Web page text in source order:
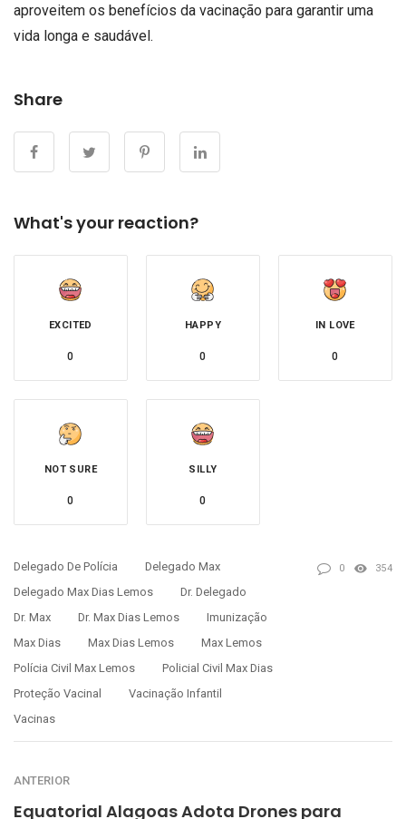
aproveitem os benefícios da vacinação para garantir uma
vida longa e saudável.
Share
What's your reaction?
EXCITED
0
HAPPY
0
IN LOVE
0
NOT SURE
0
SILLY
0
Delegado De Polícia
Delegado Max
Delegado Max Dias Lemos
Dr. Delegado
Dr. Max
Dr. Max Dias Lemos
Imunização
Max Dias
Max Dias Lemos
Max Lemos
Polícia Civil Max Lemos
Policial Civil Max Dias
Proteção Vacinal
Vacinação Infantil
Vacinas
0 354
ANTERIOR
Equatorial Alagoas Adota Drones para